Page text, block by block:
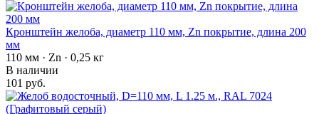
Кронштейн желоба, диаметр 110 мм, Zn покрытие, длина 200
мм
110 мм · Zn · 0,25 кг
В наличии
101 руб.